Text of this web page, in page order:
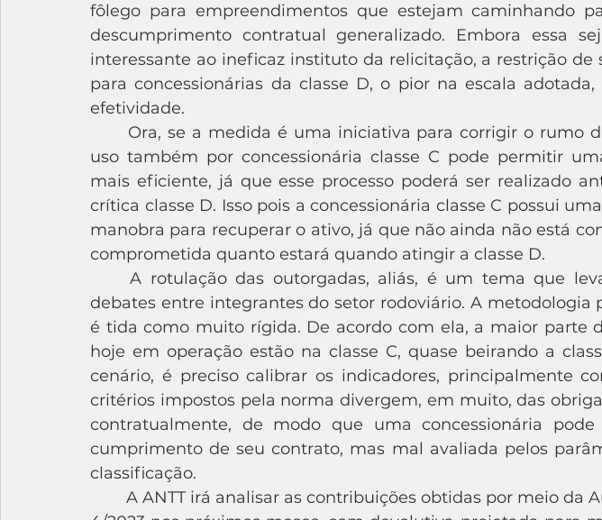
fôlego para empreendimentos que estejam caminhando
descumprimento contratual generalizado. Embora essa
interessante ao ineficaz instituto da relicitação, a restrição de
para concessionárias da classe D, o pior na escala
efetividade.
uso também por concessionária classe C pode permitir
mais eficiente, já que esse processo poderá ser realizado
crítica classe D. Isso pois a concessionária classe C possui
manobra para recuperar o ativo, já que não ainda não está
comprometida quanto estará quando atingir a classe D.
	A rotulação das outorgadas, aliás, é um tema que levanta uma série de
debates entre integrantes do setor rodoviário. A metodologia
é tida como muito rígida. De acordo com ela, a maior parte
hoje em operação estão na classe C, quase beirando a
cenário, é preciso calibrar os indicadores, principalmente
critérios impostos pela norma divergem, em muito, das
contratualmente, de modo que uma concessionária
cumprimento de seu contrato, mas mal avaliada pelos
classificação.